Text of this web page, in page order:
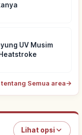
UV Musim
Semua area→
Lihat opsi